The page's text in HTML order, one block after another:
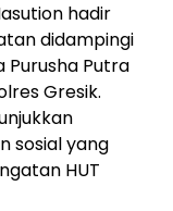
hadir
didampingi
Purusha Putra
Gresik.
sosial yang
HUT